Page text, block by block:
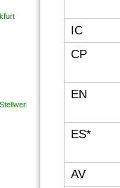
IC
CP
EN
ES*
AV